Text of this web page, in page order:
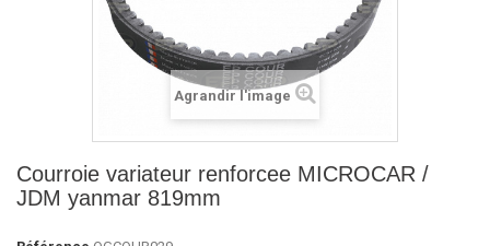
Agrandir l'image
Courroie variateur renforcee MICROCAR /
JDM yanmar 819mm